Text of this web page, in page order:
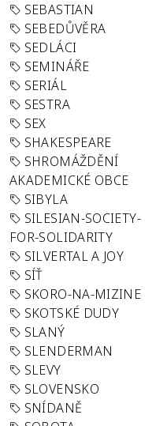
SEBASTIAN
SEBEDŮVĚRA
SEDLÁCI
SEMINÁŘE
SERIÁL
SESTRA
SEX
SHAKESPEARE
SHROMÁŽDĚNÍ
AKADEMICKÉ OBCE
SIBYLA
SILESIAN-SOCIETY-
FOR-SOLIDARITY
SILVERTAL A JOY
SÍŤ
SKORO-NA-MIZINE
SKOTSKÉ DUDY
SLANÝ
SLENDERMAN
SLEVY
SLOVENSKO
SNÍDANĚ